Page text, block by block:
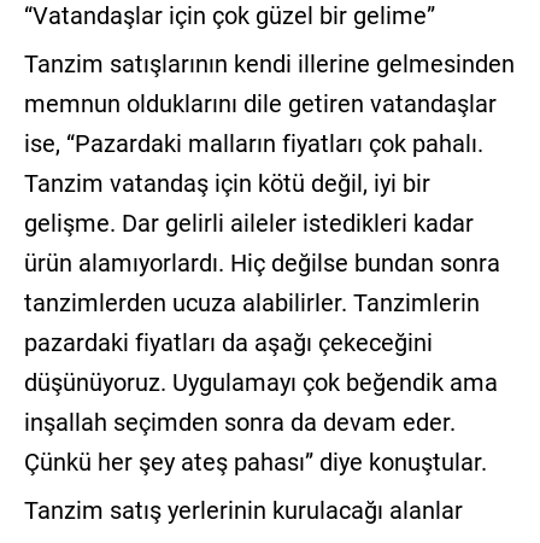
“Vatandaşlar için çok güzel bir gelime”
Tanzim satışlarının kendi illerine gelmesinden
memnun olduklarını dile getiren vatandaşlar
ise, “Pazardaki malların fiyatları çok pahalı.
Tanzim vatandaş için kötü değil, iyi bir
gelişme. Dar gelirli aileler istedikleri kadar
ürün alamıyorlardı. Hiç değilse bundan sonra
tanzimlerden ucuza alabilirler. Tanzimlerin
pazardaki fiyatları da aşağı çekeceğini
düşünüyoruz. Uygulamayı çok beğendik ama
inşallah seçimden sonra da devam eder.
Çünkü her şey ateş pahası” diye konuştular.
Tanzim satış yerlerinin kurulacağı alanlar